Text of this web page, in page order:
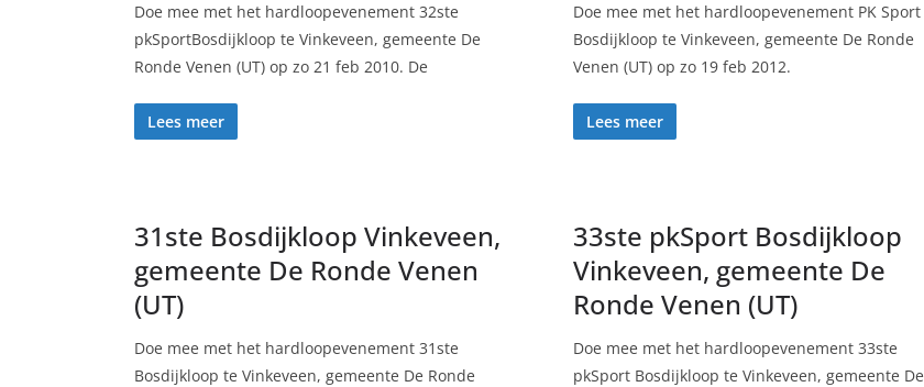
Doe mee met het hardloopevenement 32ste
pkSportBosdijkloop te Vinkeveen, gemeente De
Ronde Venen (UT) op zo 21 feb 2010. De
Lees meer
Doe mee met het hardloopevenement PK Sport
Bosdijkloop te Vinkeveen, gemeente De Ronde
Venen (UT) op zo 19 feb 2012.
Lees meer
31ste Bosdijkloop Vinkeveen,
gemeente De Ronde Venen
(UT)
Doe mee met het hardloopevenement 31ste
Bosdijkloop te Vinkeveen, gemeente De Ronde
33ste pkSport Bosdijkloop
Vinkeveen, gemeente De
Ronde Venen (UT)
Doe mee met het hardloopevenement 33ste
pkSport Bosdijkloop te Vinkeveen, gemeente De